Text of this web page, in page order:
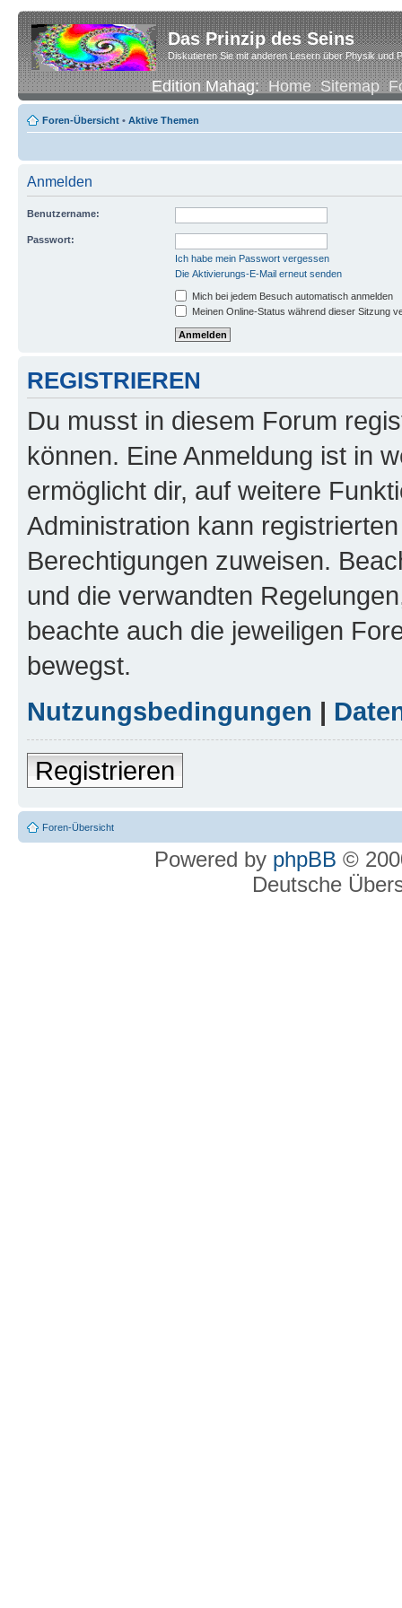
Das Prinzip des Seins
Diskutieren Sie mit anderen Lesern über Physik und
Edition Mahag:Home Sitemap
Foren-Übersicht • Aktive Themen
Anmelden
Benutzername:
Passwort:
Ich habe mein Passwort vergessen
Die Aktivierungs-E-Mail erneut senden
Mich bei jedem Besuch automatisch anmelden
Meinen Online-Status während dieser Sitzung
REGISTRIEREN
Du musst in diesem Forum
können. Eine Anmeldung ist in
ermöglicht dir, auf weitere
Administration kann
Berechtigungen zuweisen.
und die verwandten
beachte auch die jeweiligen
bewegst.
Nutzungsbedingungen |
Registrieren
Foren-Übersicht
Powered by phpBB ©
Deutsche